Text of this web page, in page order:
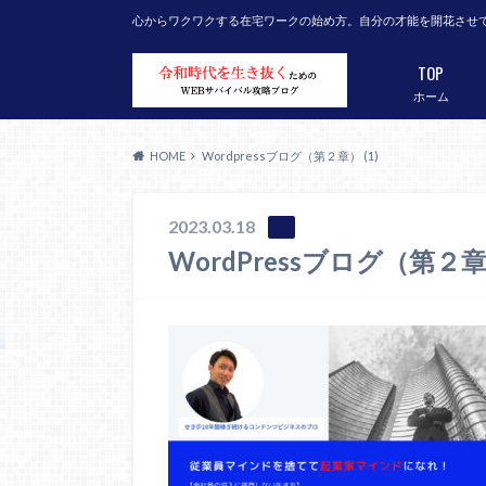
心からワクワクする在宅ワークの始め方。自分の才能を開花させ
ホーム
TOP
HOME Wordpressブログ（第２章） (1)
2023.03.18
WordPressブログ（第２